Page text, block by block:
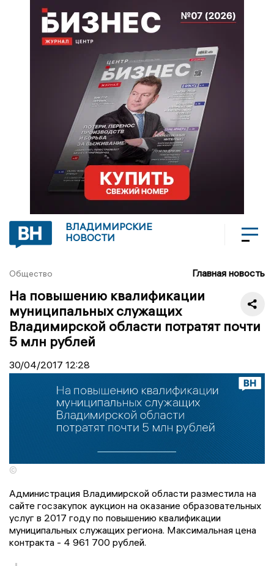
ВЛАДИМИРСКИЕ
НОВОСТИ
Общество Главная новость
На повышению квалификации
муниципальных служащих
Владимирской области потратят почти
5 млн рублей
30/04/2017 12:28
©
Администрация Владимирской области разместила на
сайте госзакупок аукцион на оказание образовательных
услуг в 2017 году по повышению квалификации
муниципальных служащих региона. Максимальная цена
контракта - 4 961 700 рублей.